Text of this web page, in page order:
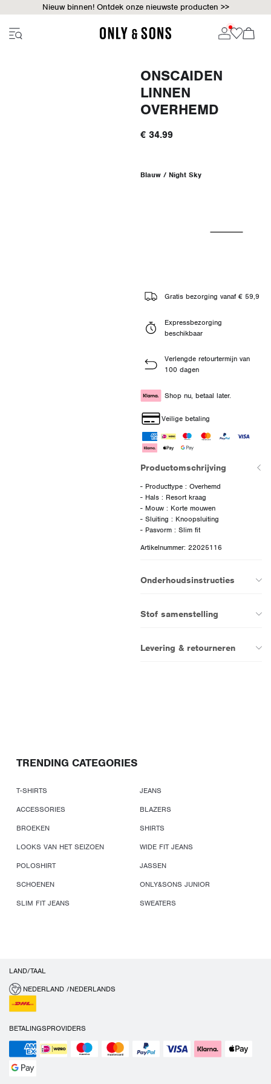
Nieuw binnen! Ontdek onze nieuwste producten >>
ONSCAIDEN
LINNEN
OVERHEMD
€ 34.99
Blauw / Night Sky
Gratis bezorging vanaf € 59,9
Expressbezorging
beschikbaar
Verlengde retourtermijn van
100 dagen
Shop nu, betaal later.
Veilige betaling
Productomschrijving
- Producttype : Overhemd
- Hals : Resort kraag
- Mouw : Korte mouwen
- Sluiting : Knoopsluiting
- Pasvorm : Slim fit
Artikelnummer: 22025116
Onderhoudsinstructies
Stof samenstelling
Levering & retourneren
TRENDING CATEGORIES
T-SHIRTS
JEANS
ACCESSORIES
BLAZERS
BROEKEN
SHIRTS
LOOKS VAN HET SEIZOEN
WIDE FIT JEANS
POLOSHIRT
JASSEN
SCHOENEN
ONLY&SONS JUNIOR
SLIM FIT JEANS
SWEATERS
LAND/TAAL
NEDERLAND /NEDERLANDS
BETALINGSPROVIDERS